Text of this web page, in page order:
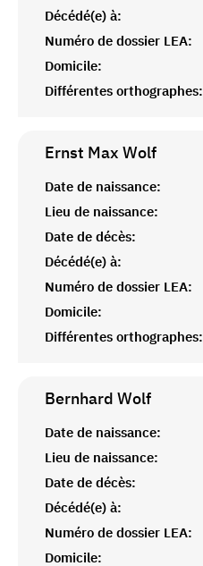
Décédé(e) à:
Numéro de dossier LEA:
Domicile:
Différentes orthographes:
Ernst Max Wolf
Date de naissance:
Lieu de naissance:
Date de décès:
Décédé(e) à:
Numéro de dossier LEA:
Domicile:
Différentes orthographes:
Bernhard Wolf
Date de naissance:
Lieu de naissance:
Date de décès:
Décédé(e) à:
Numéro de dossier LEA:
Domicile: